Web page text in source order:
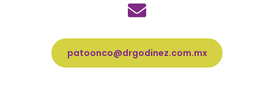
patoonco@drgodinez.com.mx